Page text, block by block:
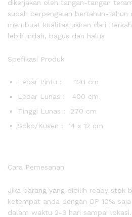
dikerjakan oleh tangan-tangan
sudah berpengalan bertahun-tahun
membuat kualitas ukiran dari
lebih indah, bagus dan halus
Spefikasi Produk
Lebar Pintu : 120 cm
Lebar Lunas : 400 cm
Tinggi Lunas : 270 cm
Soko/Kusen : 14 x 12 cm
Cara Pemesanan
Jika barang yang dipilih ready stok
ketempat anda dengan DP 10%
dalam waktu 2-3 hari sampai